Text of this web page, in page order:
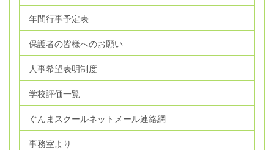
年間行事予定表
保護者の皆様へのお願い
人事希望表明制度
学校評価一覧
ぐんまスクールネットメール連絡網
事務室より